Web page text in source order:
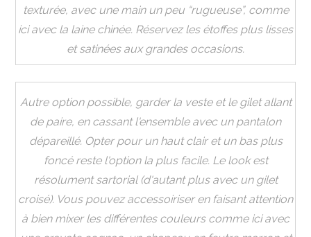
texturée, avec une main un peu “rugueuse”, comme
ici avec la laine chinée. Réservez les étoffes plus lisses
et satinées aux grandes occasions.
Autre option possible, garder la veste et le gilet allant
de paire, en cassant l'ensemble avec un pantalon
dépareillé. Opter pour un haut clair et un bas plus
foncé reste l'option la plus facile. Le look est
résolument sartorial (d'autant plus avec un gilet
croisé). Vous pouvez accessoiriser en faisant attention
à bien mixer les différentes couleurs comme ici avec